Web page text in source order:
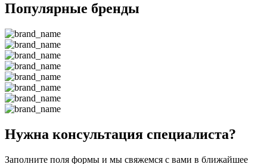
Популярные бренды
Нужна консультация специалиста?
Заполните поля формы и мы свяжемся с вами в ближайшее